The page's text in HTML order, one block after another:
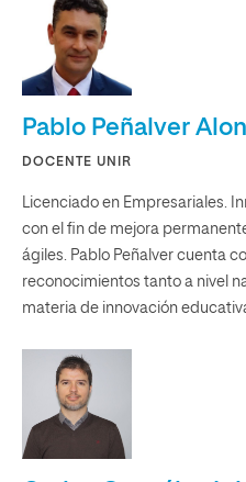
Pablo Peñalver
DOCENTE UNIR
Licenciado en Empresariales.
con el fin de mejora
ágiles. Pablo Peñalver cuenta
reconocimientos tanto a nivel
materia de innovación